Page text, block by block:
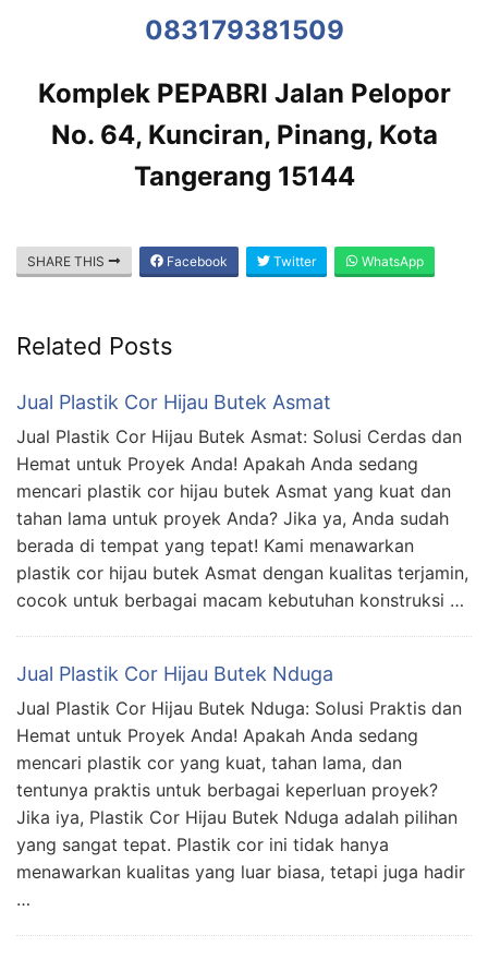
083179381509
Komplek PEPABRI Jalan Pelopor
No. 64, Kunciran, Pinang, Kota
Tangerang 15144
SHARE THIS Facebook Twitter WhatsApp
Related Posts
Jual Plastik Cor Hijau Butek Asmat
Jual Plastik Cor Hijau Butek Asmat: Solusi Cerdas dan
Hemat untuk Proyek Anda! Apakah Anda sedang
mencari plastik cor hijau butek Asmat yang kuat dan
tahan lama untuk proyek Anda? Jika ya, Anda sudah
berada di tempat yang tepat! Kami menawarkan
plastik cor hijau butek Asmat dengan kualitas terjamin,
cocok untuk berbagai macam kebutuhan konstruksi …
Jual Plastik Cor Hijau Butek Nduga
Jual Plastik Cor Hijau Butek Nduga: Solusi Praktis dan
Hemat untuk Proyek Anda! Apakah Anda sedang
mencari plastik cor yang kuat, tahan lama, dan
tentunya praktis untuk berbagai keperluan proyek?
Jika iya, Plastik Cor Hijau Butek Nduga adalah pilihan
yang sangat tepat. Plastik cor ini tidak hanya
menawarkan kualitas yang luar biasa, tetapi juga hadir
…